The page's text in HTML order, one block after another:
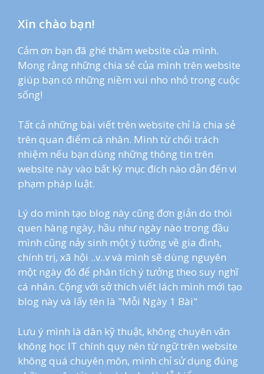
Xin chào bạn!
Cảm ơn bạn đã ghé thăm website của mình.
Mong rằng những chia sẻ của mình trên website
giúp bạn có những niềm vui nho nhỏ trong cuộc
sống!
Tất cả những bài viết trên website chỉ là chia sẻ
trên quan điểm cá nhân. Mình từ chối trách
nhiệm nếu bạn dùng những thông tin trên
website này vào bất kỳ mục đích nào dẫn đến vi
phạm pháp luật.
Lý do mình tạo blog này cũng đơn giản do thói
quen hàng ngày, hầu như ngày nào trong đầu
mình cũng nảy sinh một ý tưởng về gia đình,
chính trị, xã hội ..v..v và mình sẽ dùng nguyên
một ngày đó để phân tích ý tưởng theo suy nghĩ
cá nhân. Cộng với sở thích viết lách mình mới tạo
blog này và lấy tên là "Mỗi Ngày 1 Bài"
Lưu ý mình là dân kỹ thuật, không chuyên văn
không học IT chính quy nên từ ngữ trên website
không quá chuyên môn, mình chỉ sử dụng đúng